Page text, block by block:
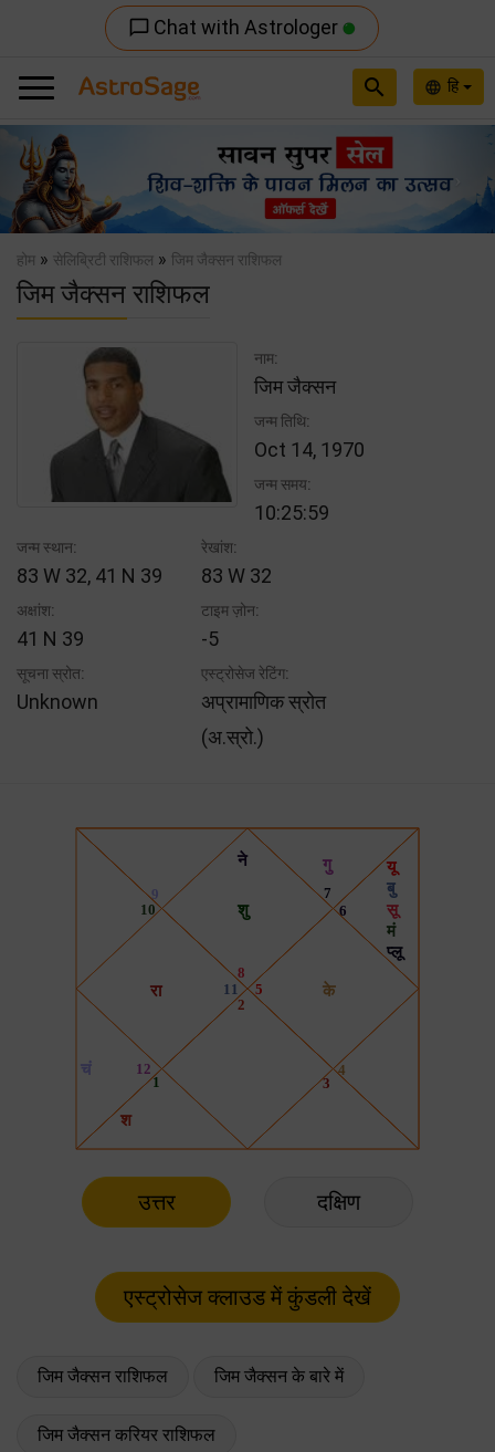
chat_bubble_outline Chat with Astrologer
language हि
search
Previous
होम » सेलिब्रिटी राशिफल » जिम जैक्सन राशिफल
जिम जैक्सन राशिफल
नाम:
जिम जैक्सन
जन्म तिथि:
Oct 14, 1970
जन्म समय:
10:25:59
जन्म स्थान:
83 W 32, 41 N 39
रेखांश:
83 W 32
अक्षांश:
41 N 39
टाइम ज़ोन:
-5
सूचना स्रोत:
Unknown
एस्ट्रोसेज रेटिंग:
अप्रामाणिक स्रोत
(अ.स्रो.)
उत्तर दक्षिण
जिम जैक्सन राशिफल जिम जैक्सन के बारे में
जिम जैक्सन करियर राशिफल